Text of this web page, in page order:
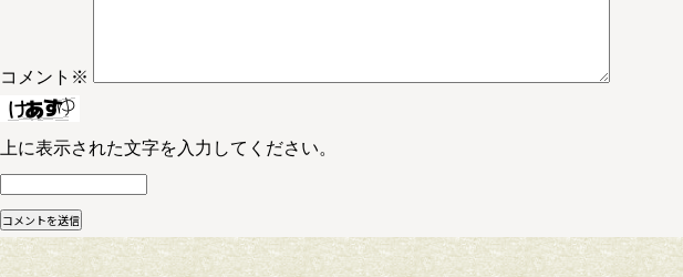
コメント ※
上に表示された文字を入力してください。